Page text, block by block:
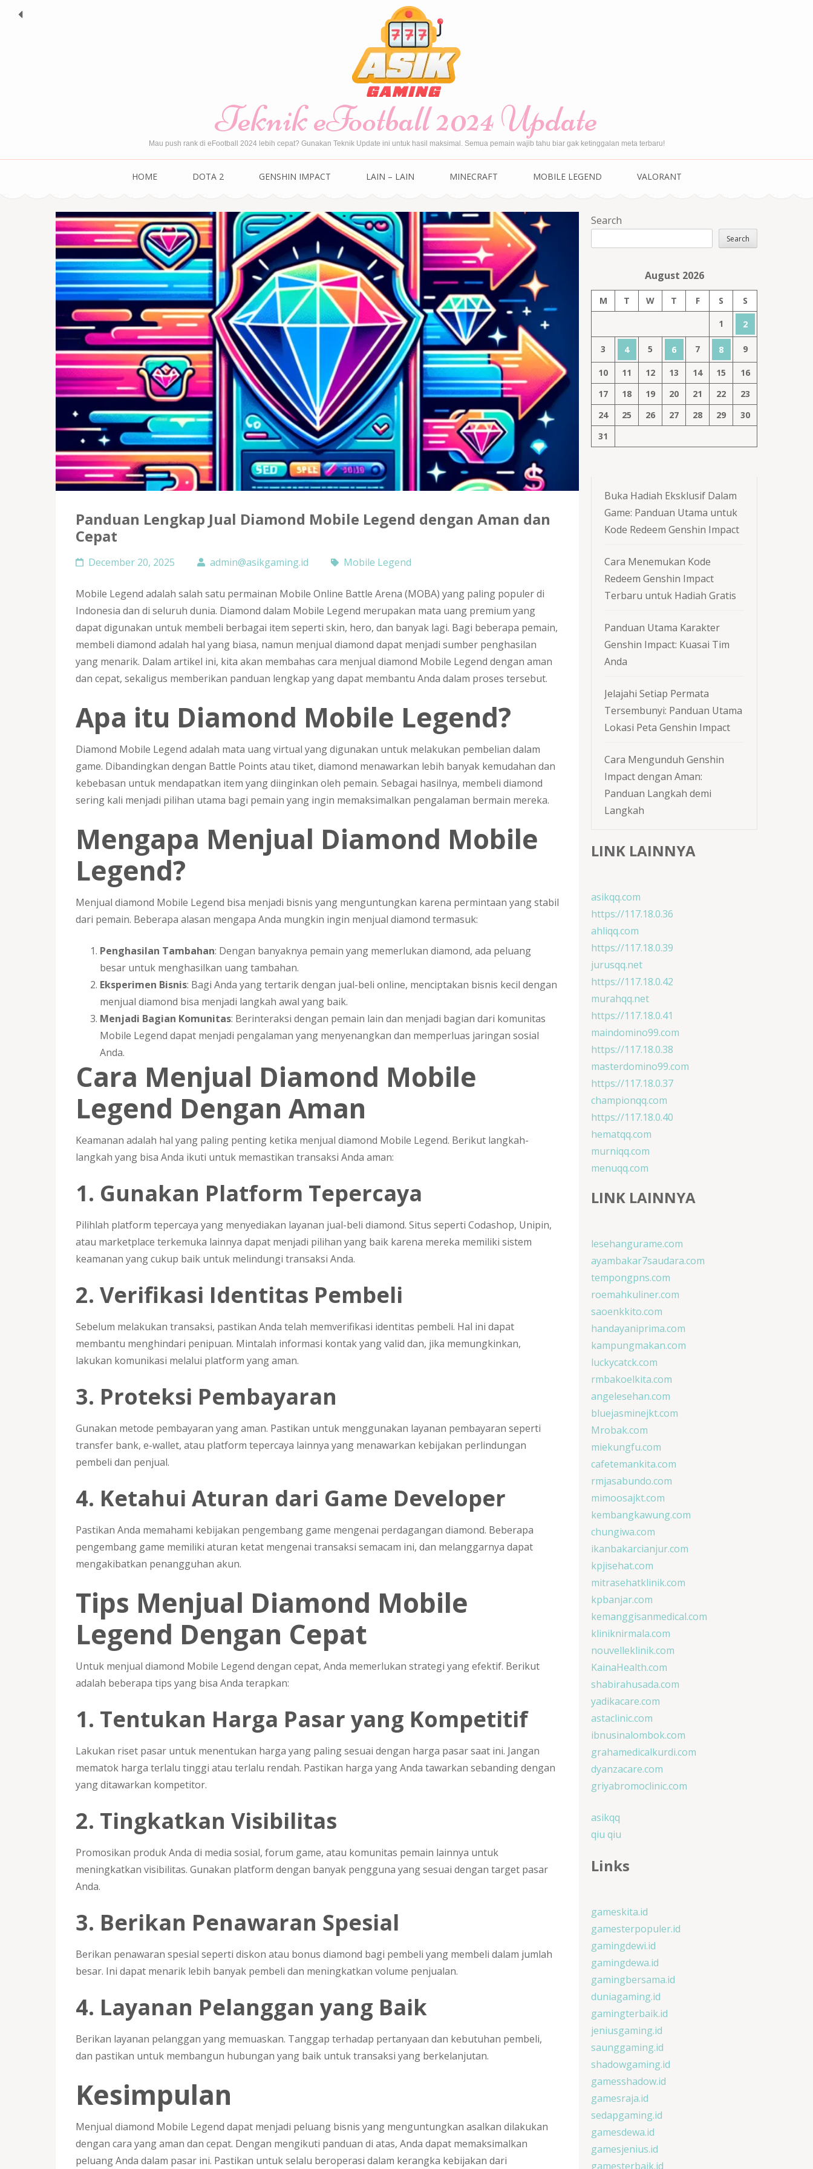
Teknik eFootball 2024 Update
Mau push rank di eFootball 2024 lebih cepat? Gunakan Teknik Update ini untuk hasil maksimal. Semua pemain wajib tahu biar gak ketinggalan meta terbaru!
HOME DOTA 2 GENSHIN IMPACT LAIN – LAIN MINECRAFT MOBILE LEGEND VALORANT
Panduan Lengkap Jual Diamond Mobile Legend dengan Aman dan
Cepat
December 20, 2025 admin@asikgaming.id Mobile Legend
Mobile Legend adalah salah satu permainan Mobile Online Battle Arena (MOBA) yang paling populer di
Indonesia dan di seluruh dunia. Diamond dalam Mobile Legend merupakan mata uang premium yang
dapat digunakan untuk membeli berbagai item seperti skin, hero, dan banyak lagi. Bagi beberapa pemain,
membeli diamond adalah hal yang biasa, namun menjual diamond dapat menjadi sumber penghasilan
yang menarik. Dalam artikel ini, kita akan membahas cara menjual diamond Mobile Legend dengan aman
dan cepat, sekaligus memberikan panduan lengkap yang dapat membantu Anda dalam proses tersebut.
Apa itu Diamond Mobile Legend?
Diamond Mobile Legend adalah mata uang virtual yang digunakan untuk melakukan pembelian dalam
game. Dibandingkan dengan Battle Points atau tiket, diamond menawarkan lebih banyak kemudahan dan
kebebasan untuk mendapatkan item yang diinginkan oleh pemain. Sebagai hasilnya, membeli diamond
sering kali menjadi pilihan utama bagi pemain yang ingin memaksimalkan pengalaman bermain mereka.
Mengapa Menjual Diamond Mobile
Legend?
Menjual diamond Mobile Legend bisa menjadi bisnis yang menguntungkan karena permintaan yang stabil
dari pemain. Beberapa alasan mengapa Anda mungkin ingin menjual diamond termasuk:
Penghasilan Tambahan: Dengan banyaknya pemain yang memerlukan diamond, ada peluang
besar untuk menghasilkan uang tambahan.
Eksperimen Bisnis: Bagi Anda yang tertarik dengan jual-beli online, menciptakan bisnis kecil dengan
menjual diamond bisa menjadi langkah awal yang baik.
Menjadi Bagian Komunitas: Berinteraksi dengan pemain lain dan menjadi bagian dari komunitas
Mobile Legend dapat menjadi pengalaman yang menyenangkan dan memperluas jaringan sosial
Anda.
Cara Menjual Diamond Mobile
Legend Dengan Aman
Keamanan adalah hal yang paling penting ketika menjual diamond Mobile Legend. Berikut langkah-
langkah yang bisa Anda ikuti untuk memastikan transaksi Anda aman:
1. Gunakan Platform Tepercaya
Pilihlah platform tepercaya yang menyediakan layanan jual-beli diamond. Situs seperti Codashop, Unipin,
atau marketplace terkemuka lainnya dapat menjadi pilihan yang baik karena mereka memiliki sistem
keamanan yang cukup baik untuk melindungi transaksi Anda.
2. Verifikasi Identitas Pembeli
Sebelum melakukan transaksi, pastikan Anda telah memverifikasi identitas pembeli. Hal ini dapat
membantu menghindari penipuan. Mintalah informasi kontak yang valid dan, jika memungkinkan,
lakukan komunikasi melalui platform yang aman.
3. Proteksi Pembayaran
Gunakan metode pembayaran yang aman. Pastikan untuk menggunakan layanan pembayaran seperti
transfer bank, e-wallet, atau platform tepercaya lainnya yang menawarkan kebijakan perlindungan
pembeli dan penjual.
4. Ketahui Aturan dari Game Developer
Pastikan Anda memahami kebijakan pengembang game mengenai perdagangan diamond. Beberapa
pengembang game memiliki aturan ketat mengenai transaksi semacam ini, dan melanggarnya dapat
mengakibatkan penangguhan akun.
Tips Menjual Diamond Mobile
Legend Dengan Cepat
Untuk menjual diamond Mobile Legend dengan cepat, Anda memerlukan strategi yang efektif. Berikut
adalah beberapa tips yang bisa Anda terapkan:
1. Tentukan Harga Pasar yang Kompetitif
Lakukan riset pasar untuk menentukan harga yang paling sesuai dengan harga pasar saat ini. Jangan
mematok harga terlalu tinggi atau terlalu rendah. Pastikan harga yang Anda tawarkan sebanding dengan
yang ditawarkan kompetitor.
2. Tingkatkan Visibilitas
Promosikan produk Anda di media sosial, forum game, atau komunitas pemain lainnya untuk
meningkatkan visibilitas. Gunakan platform dengan banyak pengguna yang sesuai dengan target pasar
Anda.
3. Berikan Penawaran Spesial
Berikan penawaran spesial seperti diskon atau bonus diamond bagi pembeli yang membeli dalam jumlah
besar. Ini dapat menarik lebih banyak pembeli dan meningkatkan volume penjualan.
4. Layanan Pelanggan yang Baik
Berikan layanan pelanggan yang memuaskan. Tanggap terhadap pertanyaan dan kebutuhan pembeli,
dan pastikan untuk membangun hubungan yang baik untuk transaksi yang berkelanjutan.
Kesimpulan
Menjual diamond Mobile Legend dapat menjadi peluang bisnis yang menguntungkan asalkan dilakukan
dengan cara yang aman dan cepat. Dengan mengikuti panduan di atas, Anda dapat memaksimalkan
peluang Anda dalam pasar ini. Pastikan untuk selalu beroperasi dalam kerangka kebijakan dari
Search
Search
August 2026
M T W T F S
S
1
2
3 4 5 6 7 8 9
10 11 12 13 14 15
16
17
18 19 20 21 22
23
24
25 26 27 28 29
30
31
Buka Hadiah Eksklusif Dalam
Game: Panduan Utama untuk
Kode Redeem Genshin Impact
Cara Menemukan Kode
Redeem Genshin Impact
Terbaru untuk Hadiah Gratis
Panduan Utama Karakter
Genshin Impact: Kuasai Tim
Anda
Jelajahi Setiap Permata
Tersembunyi: Panduan Utama
Lokasi Peta Genshin Impact
Cara Mengunduh Genshin
Impact dengan Aman:
Panduan Langkah demi
Langkah
LINK LAINNYA
asikqq.com
https://117.18.0.36
ahliqq.com
https://117.18.0.39
jurusqq.net
https://117.18.0.42
murahqq.net
https://117.18.0.41
maindomino99.com
https://117.18.0.38
masterdomino99.com
https://117.18.0.37
championqq.com
https://117.18.0.40
hematqq.com
murniqq.com
menuqq.com
LINK LAINNYA
lesehangurame.com
ayambakar7saudara.com
tempongpns.com
roemahkuliner.com
saoenkkito.com
handayaniprima.com
kampungmakan.com
luckycatck.com
rmbakoelkita.com
angelesehan.com
bluejasminejkt.com
Mrobak.com
miekungfu.com
cafetemankita.com
rmjasabundo.com
mimoosajkt.com
kembangkawung.com
chungiwa.com
ikanbakarcianjur.com
kpjisehat.com
mitrasehatklinik.com
kpbanjar.com
kemanggisanmedical.com
kliniknirmala.com
nouvelleklinik.com
KainaHealth.com
shabirahusada.com
yadikacare.com
astaclinic.com
ibnusinalombok.com
grahamedicalkurdi.com
dyanzacare.com
griyabromoclinic.com
asikqq
qiu qiu
Links
gameskita.id
gamesterpopuler.id
gamingdewi.id
gamingdewa.id
gamingbersama.id
duniagaming.id
gamingterbaik.id
jeniusgaming.id
saunggaming.id
shadowgaming.id
gamesshadow.id
gamesraja.id
sedapgaming.id
gamesdewa.id
gamesjenius.id
gamesterbaik.id